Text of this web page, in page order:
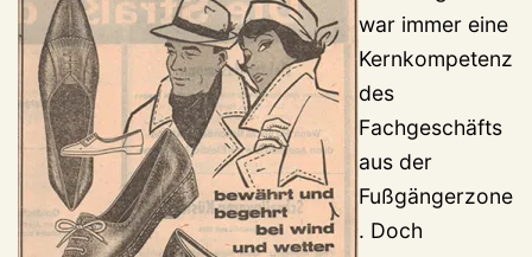
war immer eine
Kernkompetenz
des
Fachgeschäfts
aus der
Fußgängerzone
. Doch